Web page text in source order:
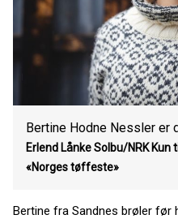
Bertine Hodne Nessler er
Erlend Lånke Solbu/NRK
«Norges tøffeste»
Bertine fra Sandnes brøler før